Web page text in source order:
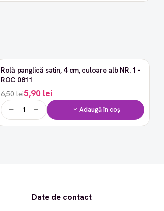
-9%
Rolă panglică satin, 4 cm, culoare alb NR. 1 -
ROC 0811
6,50 lei5,90 lei
Adaugă în coș
Date de contact